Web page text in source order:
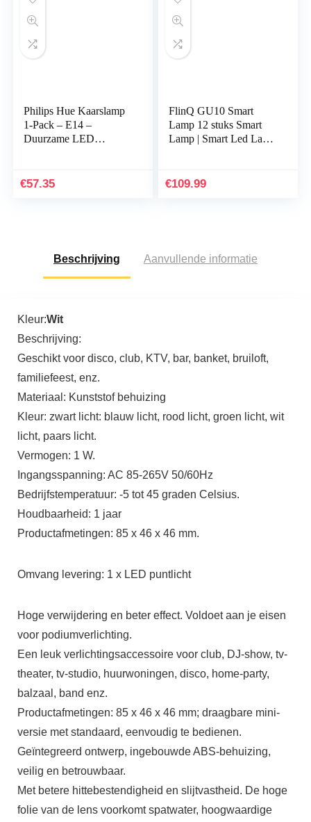
Philips Hue Kaarslamp
1-Pack – E14 –
Duurzame LED
Verbind met Bluetooth
€57.35
FlinQ GU10 Smart
Lamp 12 stuks Smart
Lamp | Smart Led Lamp
en Google Assistant…
€109.99
Beschrijving Aanvullende informatie
Kleur:Wit
Beschrijving:
Geschikt voor disco, club, KTV, bar, banket, bruiloft,
familiefeest, enz.
Materiaal: Kunststof behuizing
Kleur: zwart licht: blauw licht, rood licht, groen licht, wit
licht, paars licht.
Vermogen: 1 W.
Ingangsspanning: AC 85-265V 50/60Hz
Bedrijfstemperatuur: -5 tot 45 graden Celsius.
Houdbaarheid: 1 jaar
Productafmetingen: 85 x 46 x 46 mm.
Omvang levering: 1 x LED puntlicht
Hoge verwijdering en beter effect. Voldoet aan je eisen
voor podiumverlichting.
Een leuk verlichtingsaccessoire voor club, DJ-show, tv-
theater, tv-studio, huurwoningen, disco, home-party,
balzaal, band enz.
Productafmetingen: 85 x 46 x 46 mm; draagbare mini-
versie met standaard, eenvoudig te bedienen.
Geïntegreerd ontwerp, ingebouwde ABS-behuizing,
veilig en betrouwbaar.
Met betere hittebestendigheid en slijtvastheid. De hoge
folie van de lens voorkomt spatwater, hoogwaardige